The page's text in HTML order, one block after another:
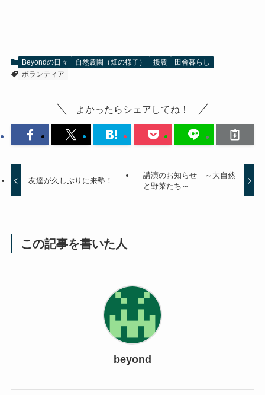
Beyondの日々 自然農園（畑の様子） 援農
田舎暮らし
ボランティア
よかったらシェアしてね！
友達が久しぶりに来塾！
講演のお知らせ ～大自然
と野菜たち～
この記事を書いた人
beyond